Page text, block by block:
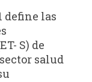
define las
S) de
salud